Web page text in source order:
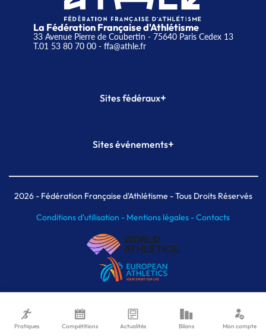
La Fédération Française d'Athlétisme
33 Avenue Pierre de Coubertin - 75640 Paris Cedex 13
T.01 53 80 70 00- ffa@athle.fr
Sites fédéraux+
Plateforme Formation
Sites événements+
Meeting de Paris indoor
MAIF Ekiden de Paris
2026- Fédération Française d'Athlétisme - Tous Droits Réservés
Conditions d'utilisation - Mentions légales -Contacts
Pratiques Compétitions Actualités Bilans Mon compte